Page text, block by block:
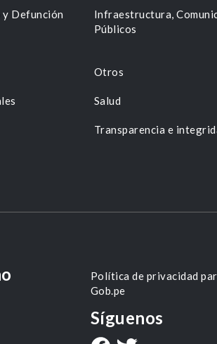
Defunción
Infraestructura,
Públicos
Otros
Salud
Transparencia e
Política de privacidad
Gob.pe
Síguenos